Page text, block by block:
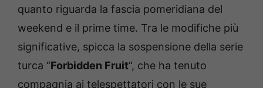
quanto riguarda la fascia pomeridiana del
weekend e il prime time. Tra le modifiche più
significative, spicca la sospensione della serie
turca “Forbidden Fruit“, che ha tenuto
compagnia ai telespettatori con le sue